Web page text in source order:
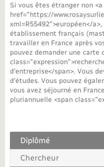
Nouvel habitant
Nouvelle activité
Numérique
Organisation
Seniors
Si vous êtes étranger non <a
href="https://
xml=R55492">européen</
établissement français
travailler en France après
pouvez demander une carte
d'entreprise</span>. Vous
d'études. Vous pouvez
vous avez séjourné en
pluriannuelle <span
Diplômé
Chercheur